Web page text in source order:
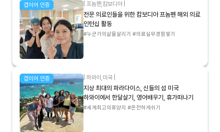
갭이어 인증 프놈펜 캄보디아|
전문 의료인들을 위한 캄보디아 프놈펜 해외 의료
인턴십 활동
#누군가의삶을살리기 #의료실무경험쌓기
갭이어 인증 하와이 미국
지상 최대의 파라다이스, 신들의 섬 미국
하와이에서 한달살기, 영어배우기, 휴가떠나기
#세계최고의휴양지 #온전하게쉬기